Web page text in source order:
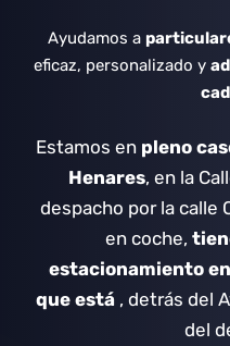
Ayudamos a
eficaz, personalizado y
Estamos en pleno
Henares, en la
despacho por la calle
en coche,
estacionamiento
que está , detrás del
del